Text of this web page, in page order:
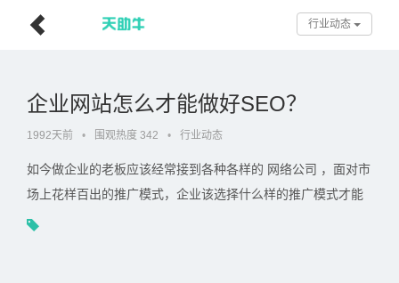
行业动态
企业网站怎么才能做好SEO？
1992天前 • 围观热度 342 • 行业动态
如今做企业的老板应该经常接到各种各样的 网络公司 ，面对市
场上花样百出的推广模式，企业该选择什么样的推广模式才能
取得更好的效果？事实上，无论哪种推广方式，既然存在就 . . .